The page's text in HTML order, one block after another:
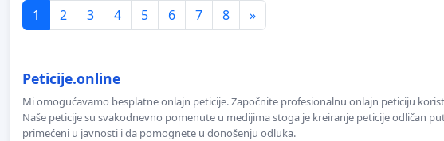
1
2 3 4 5 6 7 8 »
Peticije.online
Mi omogućavamo besplatne onlajn peticije. Započnite profesionalnu onlajn peticiju
Naše peticije su svakodnevno pomenute u medijima stoga je kreiranje peticije odličan
primećeni u javnosti i da pomognete u donošenju odluka.